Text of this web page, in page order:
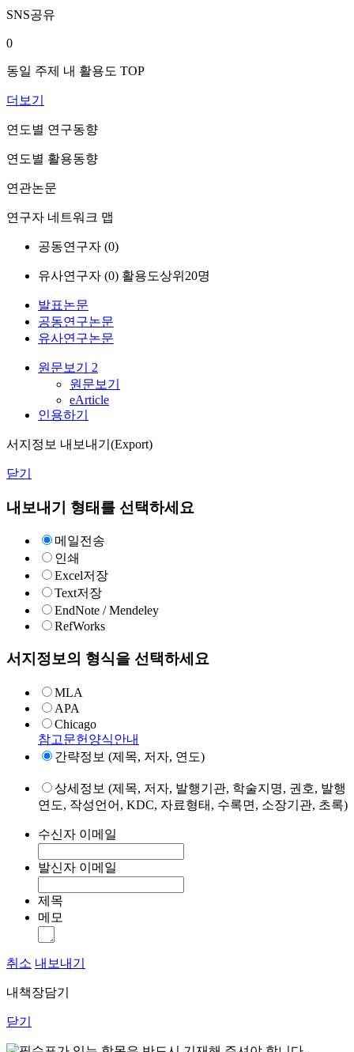
SNS공유
0
동일 주제 내 활용도 TOP
더보기
연도별 연구동향
연도별 활용동향
연관논문
연구자 네트워크 맵
공동연구자 (0)
유사연구자 (0) 활용도상위20명
발표논문
공동연구논문
유사연구논문
원문보기 2
원문보기
eArticle
인용하기
서지정보 내보내기(Export)
닫기
내보내기 형태를 선택하세요
메일전송
인쇄
Excel저장
Text저장
EndNote / Mendeley
RefWorks
서지정보의 형식을 선택하세요
MLA
APA
Chicago
참고문헌양식안내
간략정보 (제목, 저자, 연도)
상세정보 (제목, 저자, 발행기관, 학술지명, 권호, 발행
연도, 작성언어, KDC, 자료형태, 수록면, 소장기관, 초록)
수신자 이메일
발신자 이메일
제목
메모
취소 내보내기
내책장담기
닫기